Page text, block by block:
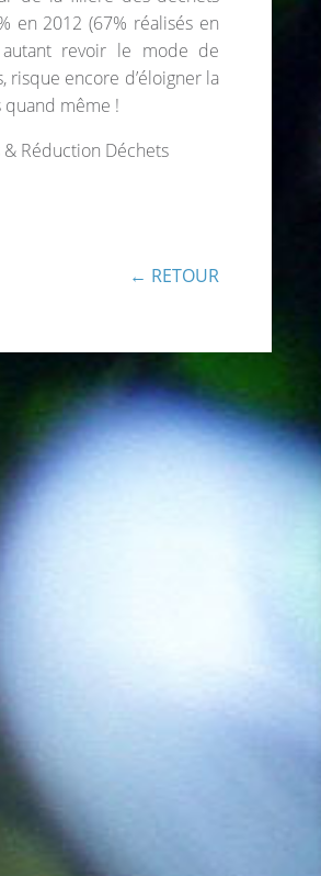
en 2012 (67% réalisés en
revoir le mode de
encore d’éloigner la
quand même !
Réduction Déchets
← RETOUR